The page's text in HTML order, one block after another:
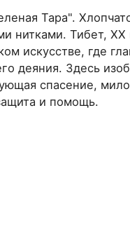
Тара".
нитками. Тибет, ХХ
искусстве, где
деяния. Здесь
спасение,
и помощь.